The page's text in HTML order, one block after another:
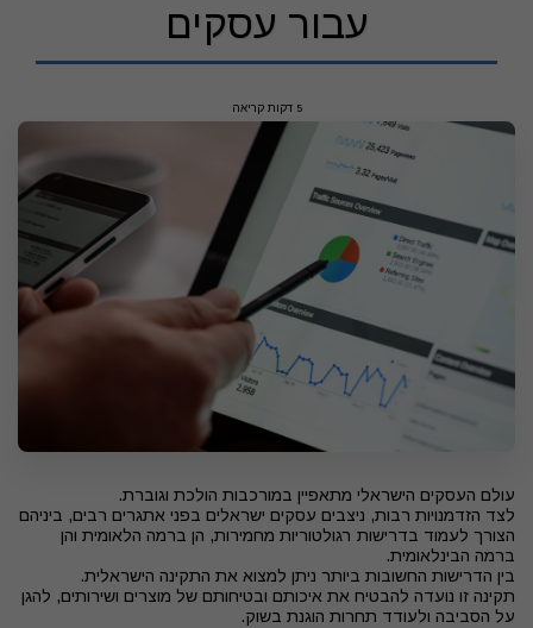
עבור עסקים
5 דקות קריאה
עולם העסקים הישראלי מתאפיין במורכבות הולכת וגוברת.
לצד הזדמנויות רבות, ניצבים עסקים ישראלים בפני אתגרים רבים, ביניהם
הצורך לעמוד בדרישות רגולטוריות מחמירות, הן ברמה הלאומית והן
ברמה הבינלאומית.
בין הדרישות החשובות ביותר ניתן למצוא את התקינה הישראלית.
תקינה זו נועדה להבטיח את איכותם ובטיחותם של מוצרים ושירותים, להגן
על הסביבה ולעודד תחרות הוגנת בשוק.